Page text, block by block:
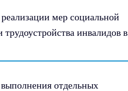
мер социальной
инвалидов в
отдельных